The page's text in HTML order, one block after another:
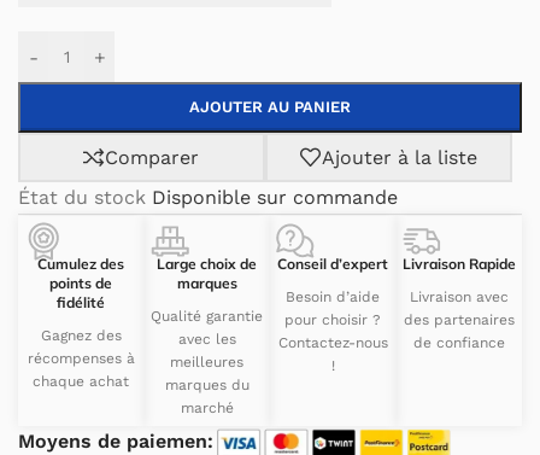
- +
AJOUTER AU PANIER
Comparer
Ajouter à la liste
État du stock Disponible sur commande
Cumulez des
points de
fidélité
Gagnez des
récompenses à
chaque achat
Large choix de
marques
Qualité garantie
avec les
meilleures
marques du
marché
Conseil d’expert
Besoin d’aide
pour choisir ?
Contactez-nous
!
Livraison Rapide
Livraison avec
des partenaires
de confiance
Moyens de paiemen: